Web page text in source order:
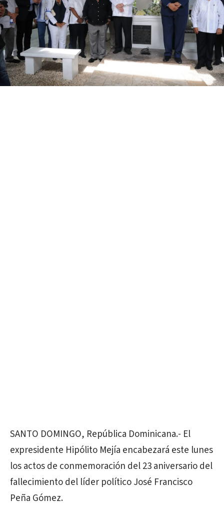
SANTO DOMINGO, República Dominicana.- El
expresidente Hipólito Mejía encabezará este lunes
los actos de conmemoración del 23 aniversario del
fallecimiento del líder político José Francisco
Peña Gómez.